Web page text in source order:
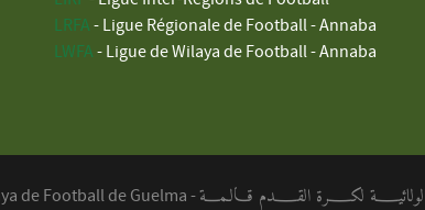
LRFA - Ligue Régionale de Football - Annaba
LWFA - Ligue de Wilaya de Football - Annaba
de Football de Guelma -لكــــرة القــــدم قـالـمـــة